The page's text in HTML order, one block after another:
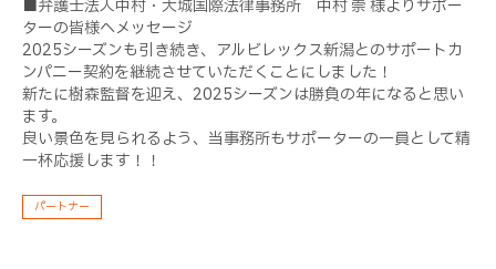
■弁護士法人中村・大城国際法律事務所 中村 崇 様よりサポー
ターの皆様へメッセージ
2025シーズンも引き続き、アルビレックス新潟とのサポートカ
ンパニー契約を継続させていただくことにしました！
新たに樹森監督を迎え、2025シーズンは勝負の年になると思い
ます。
良い景色を見られるよう、当事務所もサポーターの一員として精
一杯応援します！！
パートナー